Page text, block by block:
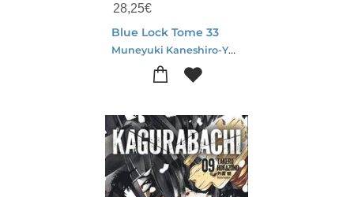
28,25€
Blue Lock Tome 33
Muneyuki Kaneshiro-Yusuke Nomura